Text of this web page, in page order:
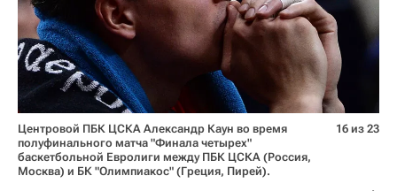
Центровой ПБК ЦСКА Александр Каун во время
полуфинального матча "Финала четырех"
баскетбольной Евролиги между ПБК ЦСКА (Россия,
Москва) и БК "Олимпиакос" (Греция, Пирей).
16 из 23